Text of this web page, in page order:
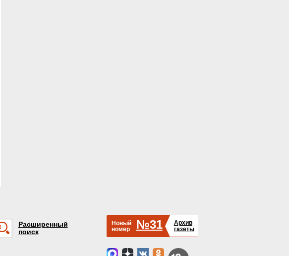
Расширенный
поиск
Новый
номер
№31
Архив
газеты